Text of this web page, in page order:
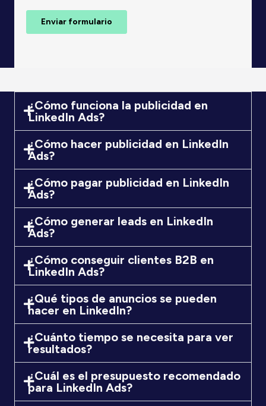
¿Cómo funciona la publicidad en
LinkedIn Ads?
¿Cómo hacer publicidad en LinkedIn
Ads?
¿Cómo pagar publicidad en LinkedIn
Ads?
¿Cómo generar leads en LinkedIn
Ads?
¿Cómo conseguir clientes B2B en
LinkedIn Ads?
¿Qué tipos de anuncios se pueden
hacer en LinkedIn?
¿Cuánto tiempo se necesita para ver
resultados?
¿Cuál es el presupuesto recomendado
para LinkedIn Ads?